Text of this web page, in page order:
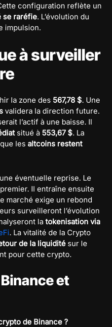
configuration reflète un
se raréfie. L’évolution du
impulsion.
à surveiller
la zone des 567,78 $. Une
validera la direction future.
l’actif à une baisse. Il
situé à 553,67 $. La
les altcoins restent
éventuelle reprise. Le
Il entraîne ensuite
marché exige un rebond
surveilleront l’évolution
la tokenisation via
. La vitalité de la Crypto
de la liquidité sur le
pour cette crypto.
et
de Binance ?